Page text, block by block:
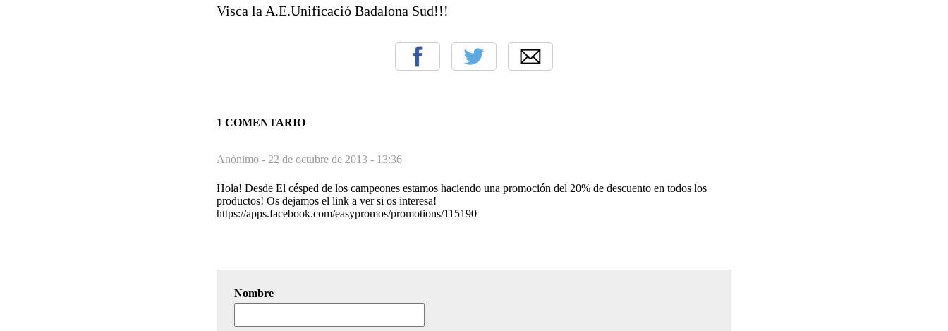
Visca la A.E.Unificació Badalona Sud!!!
1 COMENTARIO
Anónimo - 22 de octubre de 2013 - 13:36
Hola! Desde El césped de los campeones estamos haciendo una promoción del 20% de descuento en todos los
productos! Os dejamos el link a ver si os interesa!
https://apps.facebook.com/easypromos/promotions/115190
Nombre